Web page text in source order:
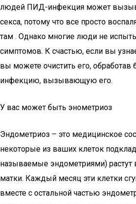
людей ПИД-инфекция может
секса, потому что все просто
там . Однако многие люди не
симптомов. К счастью, если вы
вы можете очистить его, обработав
инфекцию, вызывающую его.
У вас может быть энометриоз
Эндометриоз – это медицинское
некоторые из ваших клеток
называемые эндометриями) растут
матки. Каждый месяц эти клетки
вместе с остальной частью